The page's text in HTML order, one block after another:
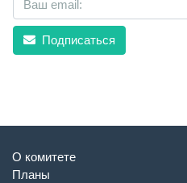
Подписаться
О комитете
Планы